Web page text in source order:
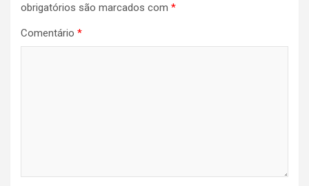
obrigatórios são marcados com *
Comentário *